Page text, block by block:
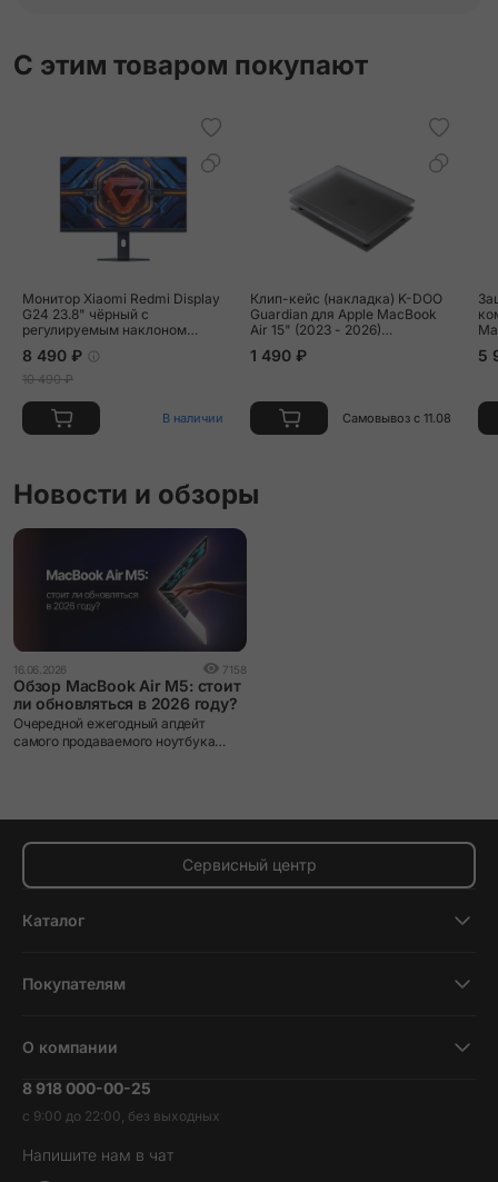
С этим товаром покупают
Монитор Xiaomi Redmi Display
G24 23.8" чёрный с
регулируемым наклоном
8 490 ₽
10 490 ₽
В наличии
Клип-кейс (накладка) K-DOO
Guardian для Apple MacBook
Air 15" (2023 - 2026)
затемнённый
1 490 ₽
Самовывоз с 11.08
5
Новости и обзоры
16.06.2026 7158
Обзор MacBook Air M5: стоит
ли обновляться в 2026 году?
Очередной ежегодный апдейт
самого продаваемого ноутбука
Сервисный центр
Каталог
Планшеты
Наушники и колонки
Покупателям
Трейд-ин
Гарантия и возврат
Доставка и оплата
О компании
Вакансии
Контакты
Обратная связь
8 918 000-00-25
с 9:00 до 22:00, без выходных
Напишите нам в чат